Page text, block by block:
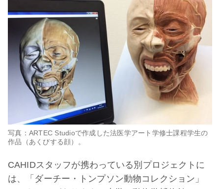
写真：ARTEC Studioで作成した法医学アート学修士課程学生の
作品（あくびする顔）。
CAHIDスタッフが携わっている別プロジェクトに
は、「ダーチー・トンプソン動物コレクション」